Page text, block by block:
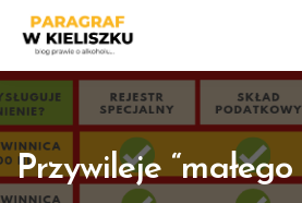
Przywileje